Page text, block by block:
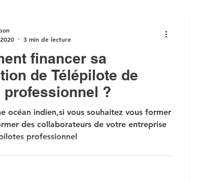
financer sa
de Télépilote de
professionnel ?
océan indien,si vous souhaitez vous former
des collaborateurs de votre entreprise
professionnel
3 min de lecture